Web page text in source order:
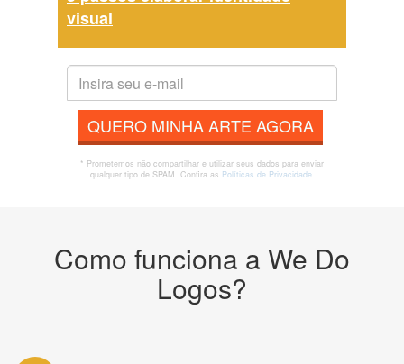
visual
QUERO MINHA ARTE AGORA
* Prometemos não compartilhar e utilizar seus dados para enviar
qualquer tipo de SPAM. Confira as Políticas de Privacidade.
Como funciona a We Do
Logos?